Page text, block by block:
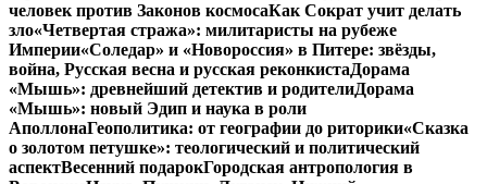
человек против Законов космосаКак Сократ учит делать
зло«Четвертая стража»: милитаристы на рубеже
Империи«Соледар» и «Новороссия» в Питере: звёзды,
война, Русская весна и русская реконкистаДорама
«Мышь»: древнейший детектив и родителиДорама
«Мышь»: новый Эдип и наука в роли
АполлонаГеополитика: от географии до риторики«Сказка
о золотом петушке»: теологический и политический
аспектВесенний подарокГородская антропология в